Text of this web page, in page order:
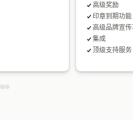
高级奖励
印章到期功能
高级品牌宣
集成
顶级支持服务